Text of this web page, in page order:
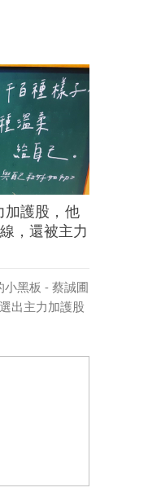
加護股，他
，還被主力
小黑板 - 蔡誠圃
出主力加護股
式 ...